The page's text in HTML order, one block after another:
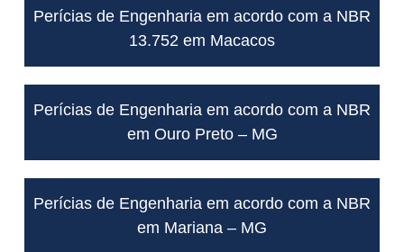
Perícias de Engenharia em acordo com a NBR
13.752 em Macacos
Perícias de Engenharia em acordo com a NBR
em Ouro Preto – MG
Perícias de Engenharia em acordo com a NBR
em Mariana – MG